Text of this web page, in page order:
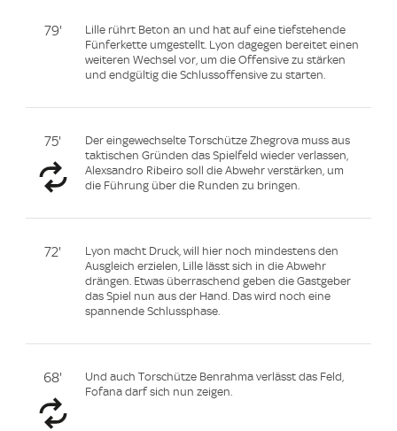
79'
Lille rührt Beton an und hat auf eine tiefstehende
Fünferkette umgestellt. Lyon dagegen bereitet einen
weiteren Wechsel vor, um die Offensive zu stärken
und endgültig die Schlussoffensive zu starten.
75'
Der eingewechselte Torschütze Zhegrova muss aus
taktischen Gründen das Spielfeld wieder verlassen,
Alexsandro Ribeiro soll die Abwehr verstärken, um
die Führung über die Runden zu bringen.
72'
Lyon macht Druck, will hier noch mindestens den
Ausgleich erzielen, Lille lässt sich in die Abwehr
drängen. Etwas überraschend geben die Gastgeber
das Spiel nun aus der Hand. Das wird noch eine
spannende Schlussphase.
68'
Und auch Torschütze Benrahma verlässt das Feld,
Fofana darf sich nun zeigen.